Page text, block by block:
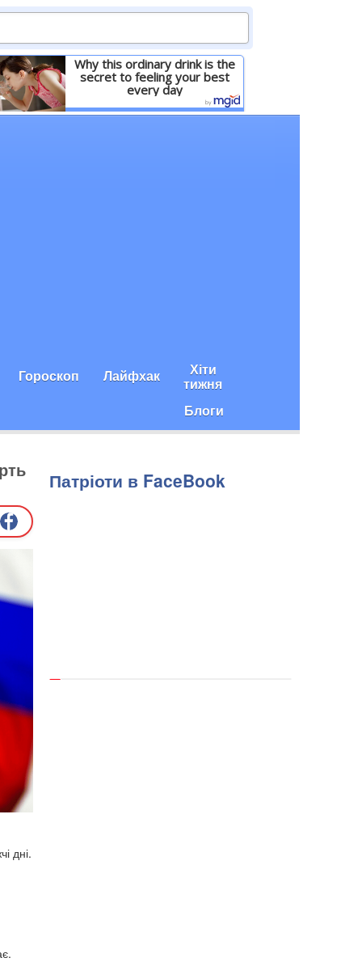
Why this ordinary drink is the
secret to feeling your best
every day
Детальніше
Гороскоп Лайфхак Хіти
тижня
Блоги
дні.
Патріоти в FaceBook